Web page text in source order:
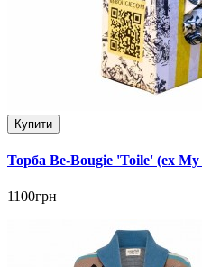
Купити
Торба Be-Bougie 'Toile' (ex
1100грн